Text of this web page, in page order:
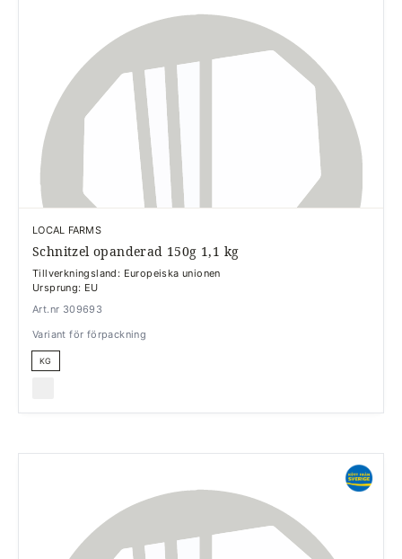
LOCAL FARMS
Schnitzel opanderad 150g 1,1 kg
Tillverkningsland: Europeiska unionen
Ursprung: EU
Art.nr 309693
Variant för förpackning
KG